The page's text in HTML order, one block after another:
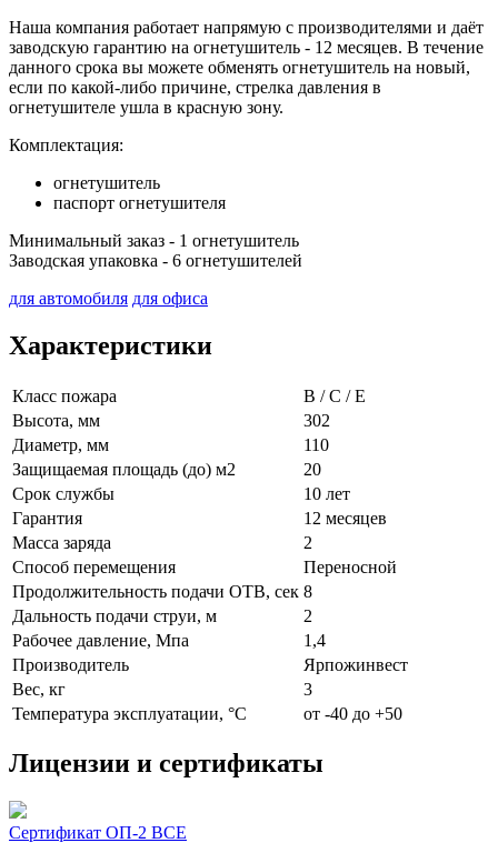
Наша компания работает напрямую с производителями и даёт
заводскую гарантию на огнетушитель - 12 месяцев. В течение
данного срока вы можете обменять огнетушитель на новый,
если по какой-либо причине, стрелка давления в
огнетушителе ушла в красную зону.
Комплектация:
огнетушитель
паспорт огнетушителя
Минимальный заказ - 1 огнетушитель
Заводская упаковка - 6 огнетушителей
для автомобиля для офиса
Характеристики
Класс пожара
B / C / E
Высота, мм
302
Диаметр, мм
110
Защищаемая площадь (до) м2
20
Срок службы
10 лет
Гарантия
12 месяцев
Масса заряда
2
Способ перемещения
Переносной
Продолжительность подачи ОТВ, сек 8
Дальность подачи струи, м
2
Рабочее давление, Мпа
1,4
Производитель
Ярпожинвест
Вес, кг
3
Температура эксплуатации, °C
от -40 до +50
Лицензии и сертификаты
Сертификат ОП-2 BCE